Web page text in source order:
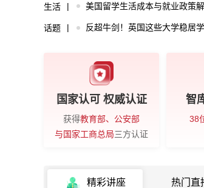
生活 美国留学生活成本与就业政策
话题 反超牛剑！英国这些大学稳居学
国家认可 权威认证
获得教育部、公安部
与国家工商总局三方认证
智
38
精彩讲座 热门直